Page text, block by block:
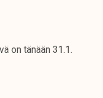
on tänään 31.1.